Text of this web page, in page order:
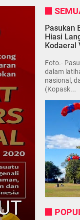
Pasukan
Hiasi
Kodaeral
Foto.-
dalam
nasional,
(Kopask...